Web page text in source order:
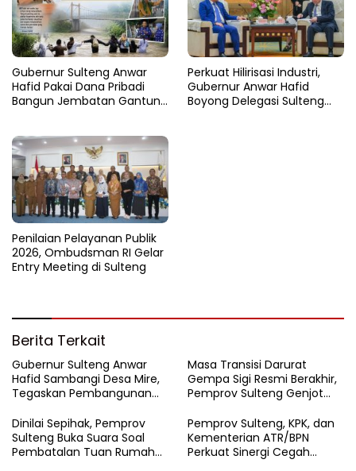
Gubernur Sulteng Anwar
Hafid Pakai Dana Pribadi
Bangun Jembatan Gantung
Perkuat Hilirisasi Industri,
Gubernur Anwar Hafid
Boyong Delegasi Sulteng
Penilaian Pelayanan Publik
2026, Ombudsman RI Gelar
Entry Meeting di Sulteng
Berita Terkait
Gubernur Sulteng Anwar
Hafid Sambangi Desa Mire,
Tegaskan Pembangunan
Touna
Masa Transisi Darurat
Gempa Sigi Resmi Berakhir,
Pemprov Sulteng Genjot
Dinilai Sepihak, Pemprov
Sulteng Buka Suara Soal
Pembatalan Tuan Rumah
Pemprov Sulteng, KPK, dan
Kementerian ATR/BPN
Perkuat Sinergi Cegah